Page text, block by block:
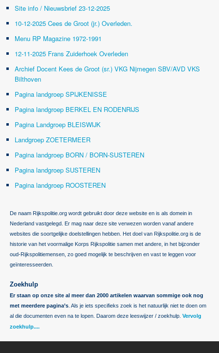
Site info / Nieuwsbrief 23-12-2025
10-12-2025 Cees de Groot (jr.) Overleden.
Menu RP Magazine 1972-1991
12-11-2025 Frans Zuiderhoek Overleden
Archief Docent Kees de Groot (sr.) VKG Nijmegen SBV/AVD VKS
Bilthoven
Pagina landgroep SPIJKENISSE
Pagina landgroep BERKEL EN RODENRIJS
Pagina Landgroep BLEISWIJK
Landgroep ZOETERMEER
Pagina landgroep BORN / BORN-SUSTEREN
Pagina landgroep SUSTEREN
Pagina landgroep ROOSTEREN
De naam Rijkspolitie.org wordt gebruikt door deze website en is als domein in
Nederland vastgelegd. Er mag naar deze site verwezen worden vanaf andere
websites die soortgelijke doelstellingen hebben. Het doel van Rijkspolitie.org is de
historie van het voormalige Korps Rijkspolitie samen met andere, in het bijzonder
oud-Rijkspolitiemensen, zo goed mogelijk te beschrijven en vast te leggen voor
geïnteresseerden.
Zoekhulp
Er staan op onze site al meer dan 2000 artikelen waarvan sommige ook nog
met meerdere pagina’s . Als je iets specifieks zoek is het natuurlijk niet te doen om
al die documenten even na te lopen. Daarom deze leeswijzer / zoekhulp. Vervolg
zoekhulp....